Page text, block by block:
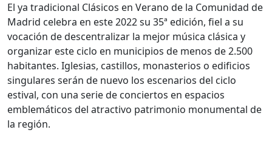
El ya tradicional Clásicos en Verano de la Comunidad de
Madrid celebra en este 2022 su 35ª edición, fiel a su
vocación de descentralizar la mejor música clásica y
organizar este ciclo en municipios de menos de 2.500
habitantes. Iglesias, castillos, monasterios o edificios
singulares serán de nuevo los escenarios del ciclo
estival, con una serie de conciertos en espacios
emblemáticos del atractivo patrimonio monumental de
la región.